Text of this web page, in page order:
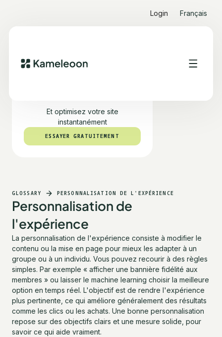
Login Français
Et optimisez votre site
instantanément
ESSAYER GRATUITEMENT
ESSAYER GRATUITEMENT
GLOSSARY PERSONNALISATION DE L'EXPÉRIENCE
Personnalisation de
l'expérience
La personnalisation de l'expérience consiste à modifier le
contenu ou la mise en page pour mieux les adapter à un
groupe ou à un individu. Vous pouvez recourir à des règles
simples. Par exemple « afficher une bannière fidélité aux
membres » ou laisser le machine learning choisir la meilleure
option en temps réel. L'objectif est de rendre l'expérience
plus pertinente, ce qui améliore généralement des résultats
comme les clics ou les achats. Une bonne personnalisation
repose sur des objectifs clairs et une mesure solide, pour
savoir ce qui aide vraiment.